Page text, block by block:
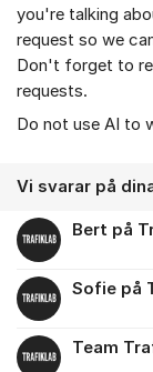
you're talking
request so we
Don't forget to
requests.
Do not use AI to
Vi svarar på
Bert på
Sofie på
Team